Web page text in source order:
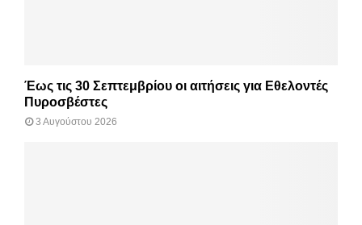
Έως τις 30 Σεπτεμβρίου οι αιτήσεις για Εθελοντές
Πυροσβέστες
3 Αυγούστου 2026